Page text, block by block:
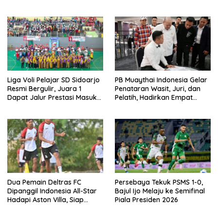
Liga Voli Pelajar SD Sidoarjo
Resmi Bergulir, Juara 1
Dapat Jalur Prestasi Masuk
PB Muaythai Indonesia Gelar
Penataran Wasit, Juri, dan
Pelatih, Hadirkan Empat
Dua Pemain Deltras FC
Dipanggil Indonesia All-Star
Hadapi Aston Villa, Siap
Persebaya Tekuk PSMS 1-0,
Bajul Ijo Melaju ke Semifinal
Piala Presiden 2026